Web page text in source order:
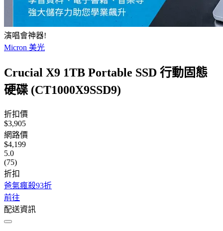
演唱會神器!
Micron 美光
Crucial X9 1TB Portable SSD 行動固態
硬碟 (CT1000X9SSD9)
折扣價
$3,905
網路價
$4,199
5.0
(75)
折扣
爸氣瘋殺93折
前往
配送資訊